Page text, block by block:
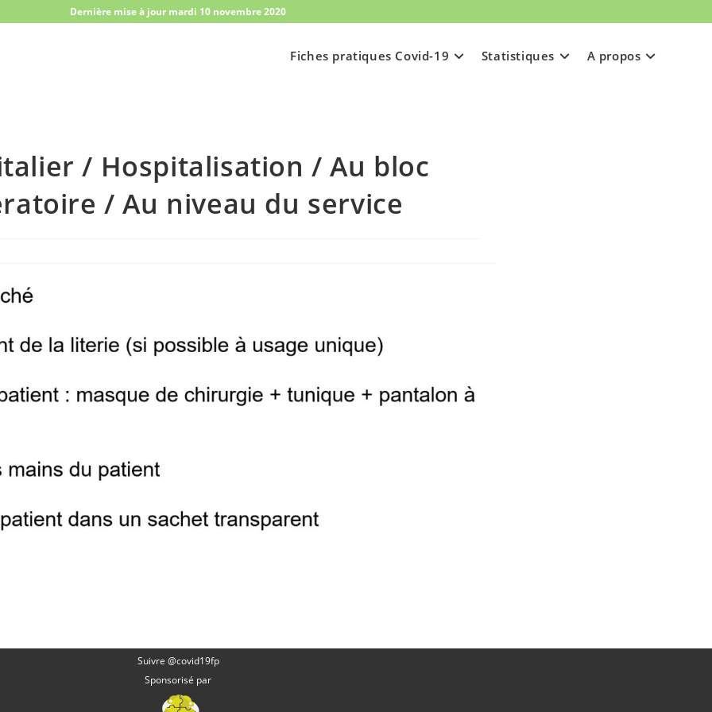
Dernière mise à jour mardi 10 novembre 2020
Fiches pratiques Covid-19 Statistiques A propos
/ Hospitalisation / Au bloc
/ Au niveau du service
Suivre @covid19fp
Sponsorisé par